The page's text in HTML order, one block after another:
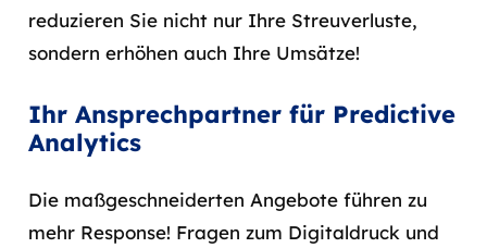
reduzieren Sie nicht nur Ihre Streuverluste,
sondern erhöhen auch Ihre Umsätze!
Ihr Ansprechpartner für Predictive
Analytics
Die maßgeschneiderten Angebote führen zu
mehr Response! Fragen zum Digitaldruck und